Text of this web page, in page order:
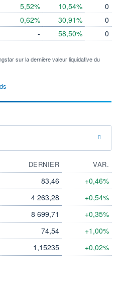
5,52%
0,62%
-
10,54%
30,91%
58,50%
0
0
0
sur la dernière valeur liquidative du
DERNIER
VAR.
83,46 +0,46%
4 263,28 +0,54%
8 699,71 +0,35%
74,54 +1,00%
1,15235 +0,02%